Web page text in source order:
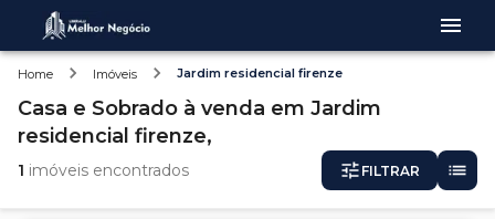
Home Imóveis Jardim residencial firenze
Casa e Sobrado à venda em Jardim
residencial firenze,
1 imóveis encontrados FILTRAR